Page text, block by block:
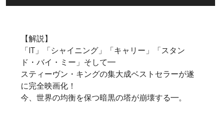
【解説】
「IT」「シャイニング」「キャリー」「スタン
ド・バイ・ミー」そして━
スティーヴン・キングの集大成ベストセラーが遂
に完全映画化！
今、世界の均衡を保つ暗黒の塔が崩壊する━。